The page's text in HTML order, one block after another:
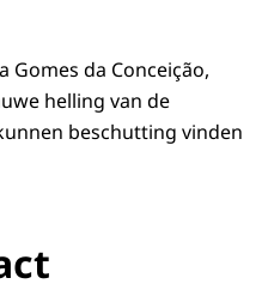
da Conceição,
helling van de
beschutting vinden